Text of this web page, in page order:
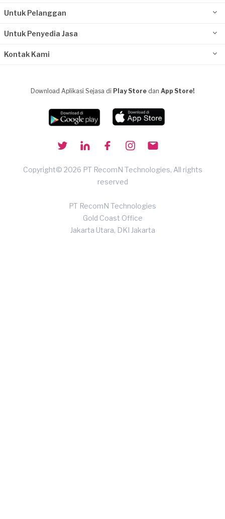
Untuk Pelanggan
Untuk Penyedia Jasa
Kontak Kami
Download Aplikasi Sejasa di Play Store dan App Store!
Copyright© 2026 PT RecomN Technologies, All rights
reserved
PT RecomN Technologies
Gold Coast Office
Jakarta Utara, DKI Jakarta